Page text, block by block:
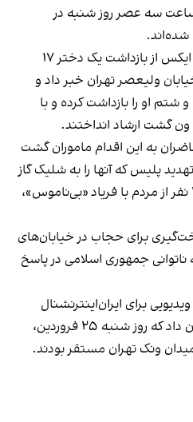
ساعت سه عصر روز شنبه در
شده‌اند.
یکی از کاربران شبکه اجتماعی ایکس از بازداشت یک دختر ۱۷
ولیعصر تهران خبر داد و
او را بازداشت کرده و با
گشت ارشاد انداختند.
به این اقدام ماموران گشت
پلیس که آنها را به شلیک گاز
اشک‌آور تهدید کرد، بیش از ۲۰ نفر از مردم با فریاد «بی‌ناموس»،
برای حجاب در خیابان‌های
جمهوری اسلامی در پاسخ
برای ایران‌اینترنشنال
خودروهای گشت ارشاد را نشان داد که روز شنبه ۲۵ فروردین‌،
ونک تهران مستقر بودند.